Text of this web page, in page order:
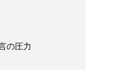
の圧力